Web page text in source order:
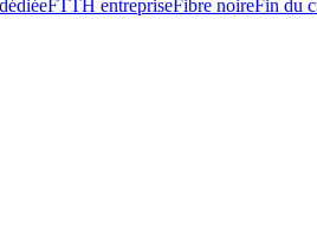
FTTH entrepriseFibre noireFin du